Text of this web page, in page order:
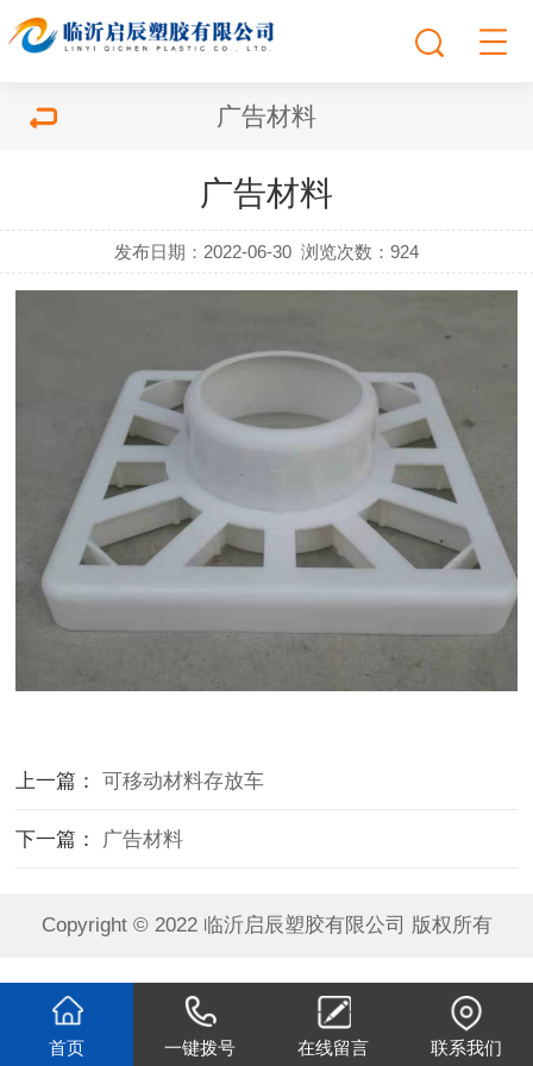
广告材料
广告材料
发布日期：2022-06-30 浏览次数：924
上一篇：可移动材料存放车
下一篇： 广告材料
Copyright © 2022 临沂启辰塑胶有限公司 版权所有
首页 一键拨号 在线留言 联系我们